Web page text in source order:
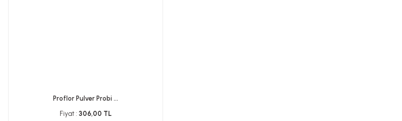
Proflor Pulver Probi ...
Fiyat : 306,00 TL